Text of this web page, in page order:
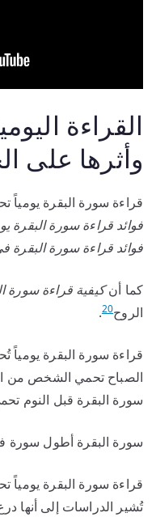
القراءة
وأثرها على
قراءة سورة البقرة يومياً
فوائد قراءة سورة البقرة
فوائد قراءة سورة البقرة
كما أنكيفية قراءة سورة
الروح20
.
قراءة سورة البقرة يومياً
الصباح تحمي الشخص من
سورة البقرة قبل النوم
سورة البقرة أطول سورة في
قراءة سورة البقرة يومياً
تُشير الدراسات إلى أنها